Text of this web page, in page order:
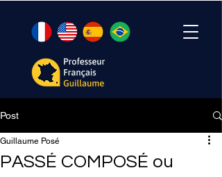
Post
PASSÉ COMPOSÉ ou
Guillaume Posé